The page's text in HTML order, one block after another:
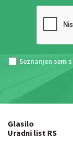
Seznanjen sem s
Glasilo
Uradni list RS